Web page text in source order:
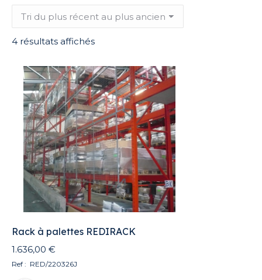
4 résultats affichésTrié
plus
récent
au
plus
ancien
Rack à palettes REDIRACK
1.636,00 €
Ref : RED/220326J